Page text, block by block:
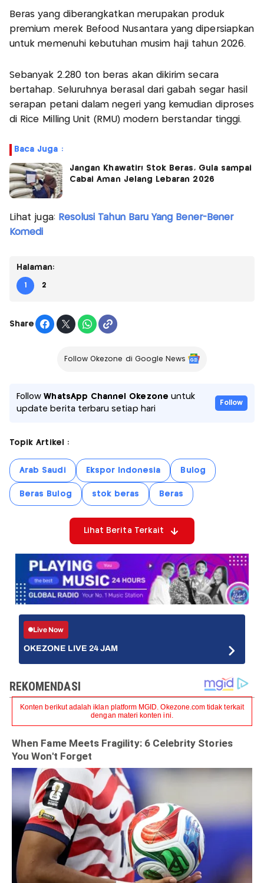
Beras yang diberangkatkan merupakan produk
premium merek Befood Nusantara yang dipersiapkan
untuk memenuhi kebutuhan musim haji tahun 2026.
Sebanyak 2.280 ton beras akan dikirim secara
bertahap. Seluruhnya berasal dari gabah segar hasil
serapan petani dalam negeri yang kemudian diproses
di Rice Milling Unit (RMU) modern berstandar tinggi.
Baca Juga :
Jangan Khawatir! Stok Beras, Gula sampai
Cabai Aman Jelang Lebaran 2026
Lihat juga: Resolusi Tahun Baru Yang Bener-Bener
Komedi
Halaman:
1 2
Share
Follow Okezone di Google News
FollowWhatsApp Channel Okezone untuk
update berita terbaru setiap hari
Follow
Topik Artikel :
Arab Saudi Ekspor Indonesia Bulog
Beras Bulog stok beras Beras
Lihat Berita Terkait
Live Now
OKEZONE LIVE 24 JAM